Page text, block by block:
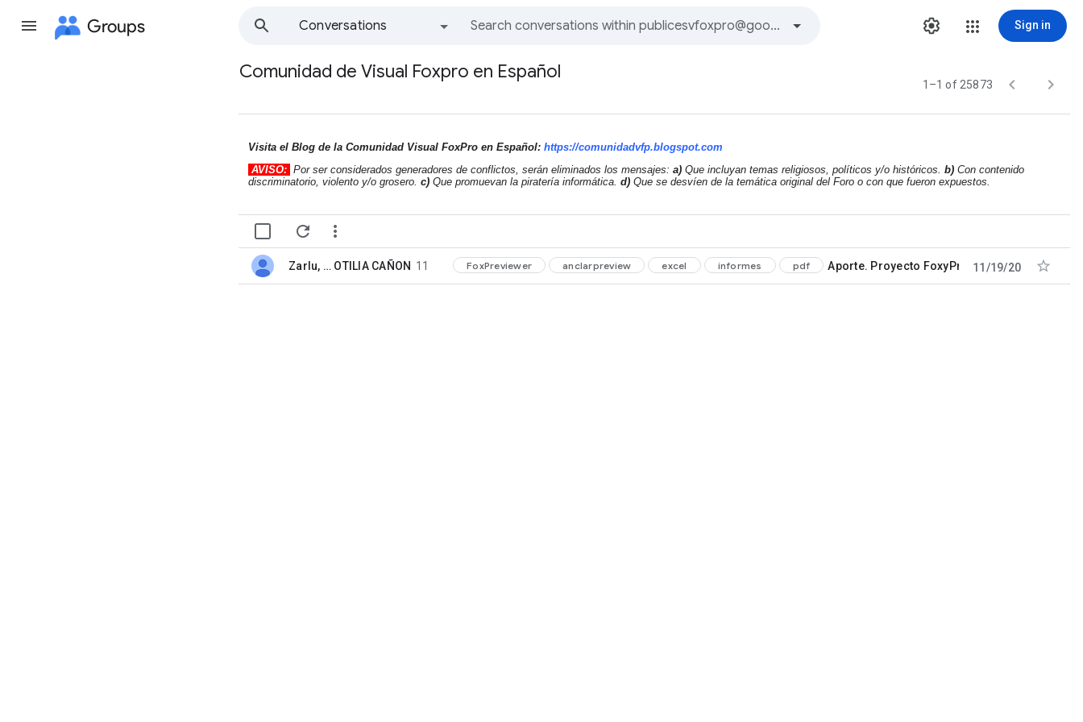
Groups
Conversations
Sign in
Group
Comunidad de Visual Foxpro en Español
1–1 of 25873  
Visita el Blog de la Comunidad Visual FoxPro en Español: https://comunidadvfp.blogspot.com
AVISO: Por ser considerados generadores de conflictos, serán eliminados los mensajes: a) Que incluyan temas religiosos, políticos y/o históricos. b) Con contenido
discriminatorio, violento y/o grosero. c) Que promuevan la piratería informática. d) Que se desvíen de la temática original del Foro o con que fueron expuestos.
 
Zarlu, … OTILIA CAÑON 11
unread,
FoxPreviewer anclarpreview excel informes pdf Aporte. Proyecto FoxyPreviewer (ejemplos
11/19/20 